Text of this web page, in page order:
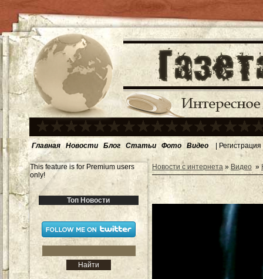
Главная Новости Блог Статьи Фото Видео | Регистрация
This feature is for Premium users
only!
Топ Новости
Новости с интернета » Видео »